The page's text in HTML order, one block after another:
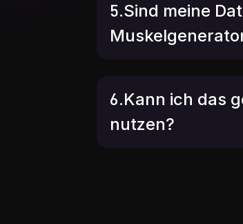
5.Sind meine
6.Kann ich das
nutzen?